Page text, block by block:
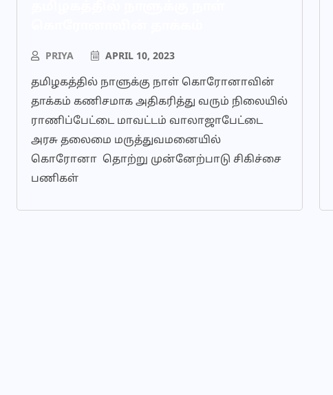
PRIYA APRIL 10, 2023
தமிழகத்தில் நாளுக்கு நாள் கொரோனாவின்
தாக்கம் கணிசமாக அதிகரித்து வரும் நிலையில்
ராணிப்பேட்டை மாவட்டம் வாலாஜாபேட்டை
அரசு தலைமை மருத்துவமனையில்
கொரோனா தொற்று முன்னேற்பாடு சிகிச்சை
பணிகள்